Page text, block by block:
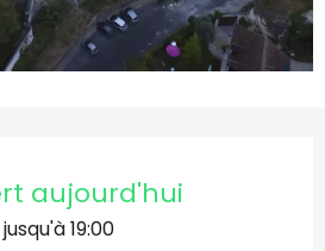
aujourd'hui
jusqu'à 19:00